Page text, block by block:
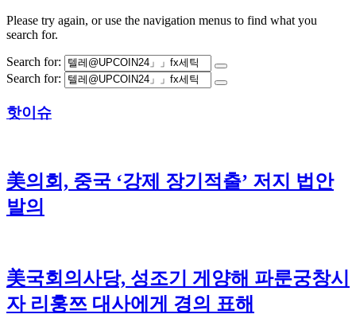
Please try again, or use the navigation menus to find what you
search for.
Search for:
Search for:
핫이슈
美의회, 중국 ‘강제 장기적출’ 저지 법안
발의
美국회의사당, 성조기 게양해 파룬궁창시
자 리훙쯔 대사에게 경의 표해